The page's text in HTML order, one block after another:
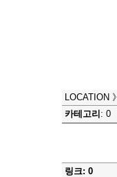
LOCATION 》
카테고리 : 0
링크: 0